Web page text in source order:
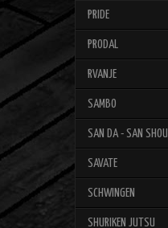
PRIDE
PRODAL
RVANJE
SAMBO
SAN DA - SAN SHOU
SAVATE
SCHWINGEN
SHURIKEN JUTSU